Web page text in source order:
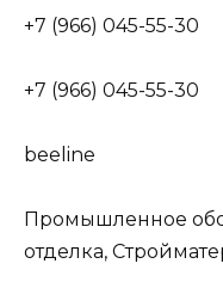
+7 (966) 045-55-30
+7 (966) 045-55-30
beeline
Промышленное
отделка,